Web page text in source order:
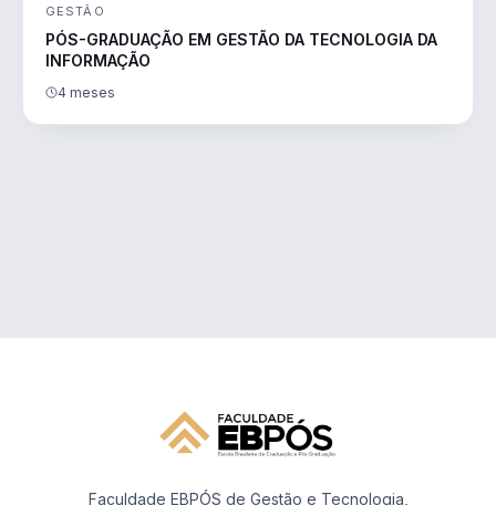
GESTÃO
PÓS-GRADUAÇÃO EM GESTÃO DA TECNOLOGIA DA
INFORMAÇÃO
4 meses
Faculdade EBPÓS de Gestão e Tecnologia,